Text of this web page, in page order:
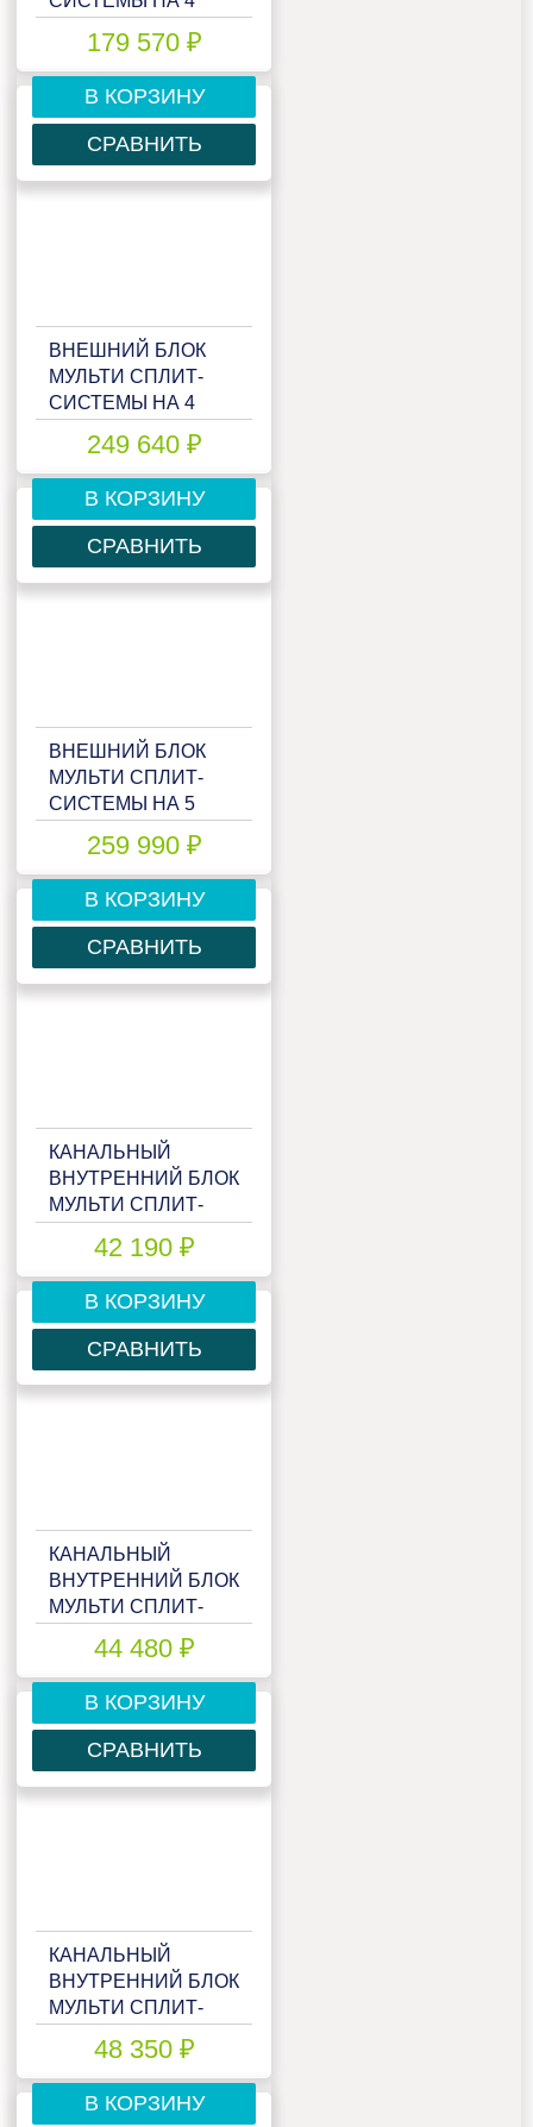
EMAGIC FREE
MATCH LU-
4HE28FME2
179 570 ₽
В КОРЗИНУ
СРАВНИТЬ
ВНЕШНИЙ БЛОК
МУЛЬТИ СПЛИТ-
СИСТЕМЫ НА 4
EMAGIC FREE
MATCH LU-
4HE36FME2
249 640 ₽
В КОРЗИНУ
СРАВНИТЬ
ВНЕШНИЙ БЛОК
МУЛЬТИ СПЛИТ-
СИСТЕМЫ НА 5
EMAGIC FREE
MATCH LU-
5HE42FME2
259 990 ₽
В КОРЗИНУ
СРАВНИТЬ
КАНАЛЬНЫЙ
ВНУТРЕННИЙ БЛОК
МУЛЬТИ СПЛИТ-
EMAGIC LS-
MHE07DOA2
42 190 ₽
В КОРЗИНУ
СРАВНИТЬ
КАНАЛЬНЫЙ
ВНУТРЕННИЙ БЛОК
МУЛЬТИ СПЛИТ-
EMAGIC LS-
MHE09DOA2
44 480 ₽
В КОРЗИНУ
СРАВНИТЬ
КАНАЛЬНЫЙ
ВНУТРЕННИЙ БЛОК
МУЛЬТИ СПЛИТ-
EMAGIC LS-
MHE12DVE2
48 350 ₽
В КОРЗИНУ